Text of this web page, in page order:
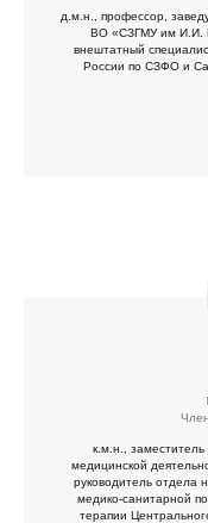
д.м.н., профессор,
ВО «СЗГМУ им И.И.
внештатный
России по СЗФО и
к.м.н., заместитель
медицинской
руководитель отдела
медико-санитарной
терапии